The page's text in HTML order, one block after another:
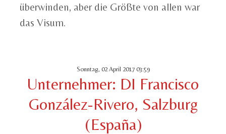
überwinden, aber die Größte von allen war
das Visum.
Sonntag, 02 April 2017 03:59
Unternehmer: DI Francisco
González-Rivero, Salzburg
(España)